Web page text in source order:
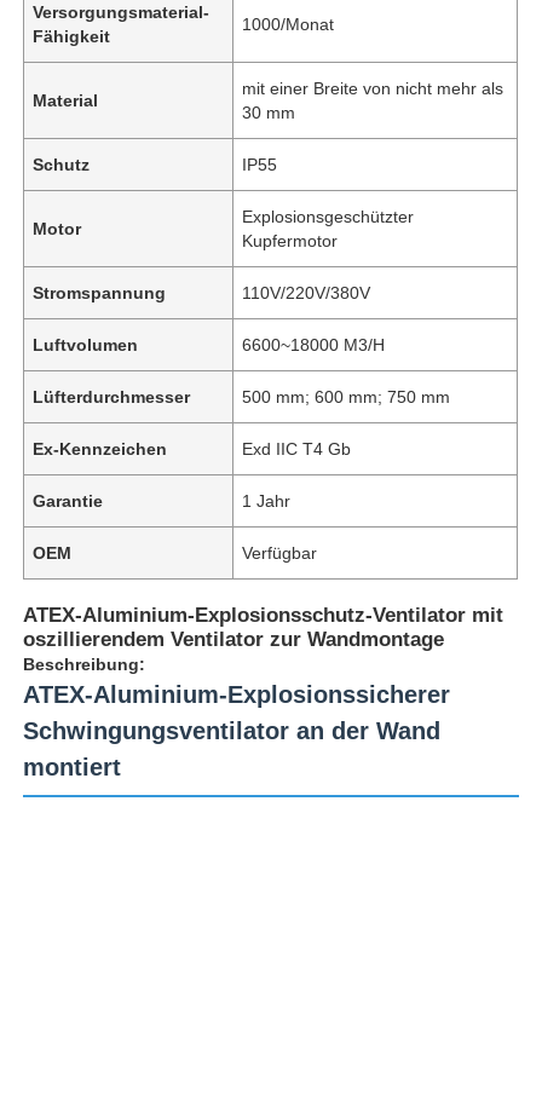
Versorgungsmaterial-
Fähigkeit
1000/Monat
Material
mit einer Breite von nicht mehr als
30 mm
Schutz IP55
Motor
Explosionsgeschützter
Kupfermotor
Stromspannung 110V/220V/380V
Luftvolumen 6600~18000 M3/H
Lüfterdurchmesser 500 mm; 600 mm; 750 mm
Ex-Kennzeichen Exd IIC T4 Gb
Garantie 1 Jahr
OEM Verfügbar
ATEX-Aluminium-Explosionsschutz-Ventilator mit
oszillierendem Ventilator zur Wandmontage
Beschreibung:
ATEX-Aluminium-Explosionssicherer
Schwingungsventilator an der Wand
montiert